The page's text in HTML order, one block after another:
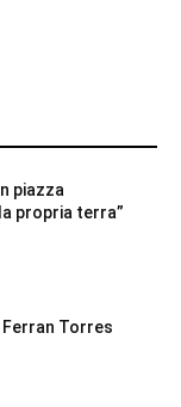
piazza
propria terra”
Ferran Torres